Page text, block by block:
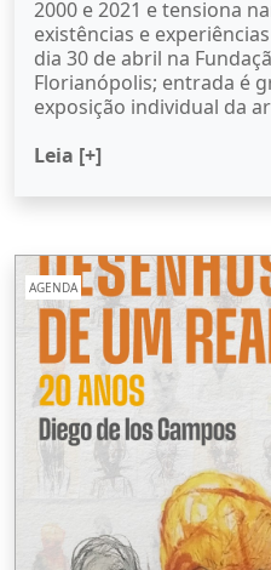
2000 e 2021 e tensiona
existências e
dia 30 de abril na
Florianópolis; entrada é
exposição individual da
Leia [+]
AGENDA